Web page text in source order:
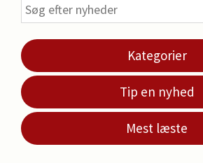
Kategorier
Tip en nyhed
Mest læste